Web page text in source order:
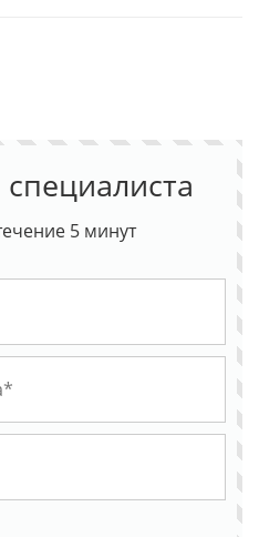
5 минут